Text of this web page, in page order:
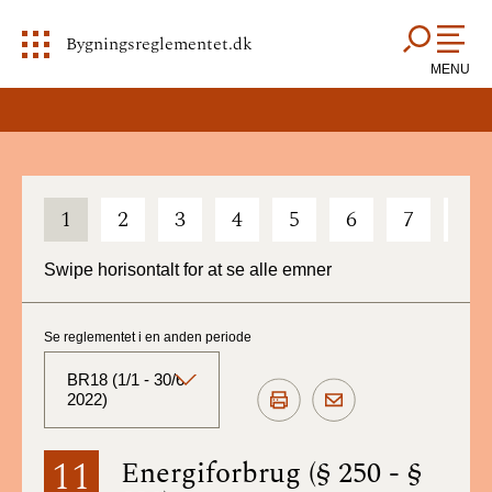
Bygningsreglementet.dk
MENU
1 2 3 4 5 6 7
Swipe horisontalt for at se alle emner
11 Energiforbrug (§ 250 - §
Se reglementet i en anden periode
BR18 (1/1 - 30/6
2022)
BR18 (Aktuelt)